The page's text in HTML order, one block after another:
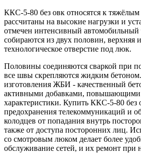
ККС-5-80 без овк относятся к
рассчитаны на высокие нагрузки и
отмечен интенсивный
собираются из двух половин, верхняя
технологическое отверстие под люк.
Половины соединяются сваркой при
все швы скрепляются жидким
изготовления ЖБИ - качественный
активными добавками, повышающими
характеристики. Купить ККС-5-80 без
предохранения телекоммуникаций и
колодцев от попадания внутрь
также от доступа посторонних лиц.
со смотровым люком делает более
обслуживание сетей, и их ремонт при